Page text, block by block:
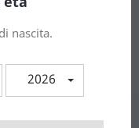
A questo scopo,
di riservatezza
nascita.
2026